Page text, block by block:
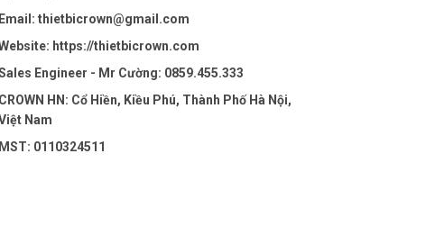
Email: thietbicrown@gmail.com
https://thietbicrown.com
Engineer - Mr Cường: 0859.455.333
CROWN HN: Cổ Hiền, Kiều Phú, Thành Phố Hà Nội,
Nam
MST: 0110324511